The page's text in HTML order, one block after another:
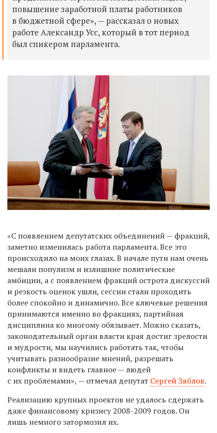
повышение заработной платы работников
в бюджетной сфере», — рассказал о новых
работе Александр Усс, который в тот период
был спикером парламента.
«С появлением депутатских объединений — фракций,
заметно изменилась работа парламента. Все это
происходило на моих глазах. В начале пути нам очень
мешали популизм и излишние политические
амбиции, а с появлением фракций острота дискуссий
и резкость оценок ушли, сессии стали проходить
более спокойно и динамично. Все ключевые решения
принимаются именно во фракциях, партийная
дисциплина ко многому обязывает. Можно сказать,
законодательный орган власти края достиг зрелости
и мудрости, мы научились работать так, чтобы
учитывать разнообразие мнений, разрешать
конфликты и видеть главное — людей
с их проблемами», — отмечал депутат Сергей Зяблов.
Реализацию крупных проектов не удалось сдержать
даже финансовому кризису 2008-2009 годов. Он
лишь немного затормозил их.